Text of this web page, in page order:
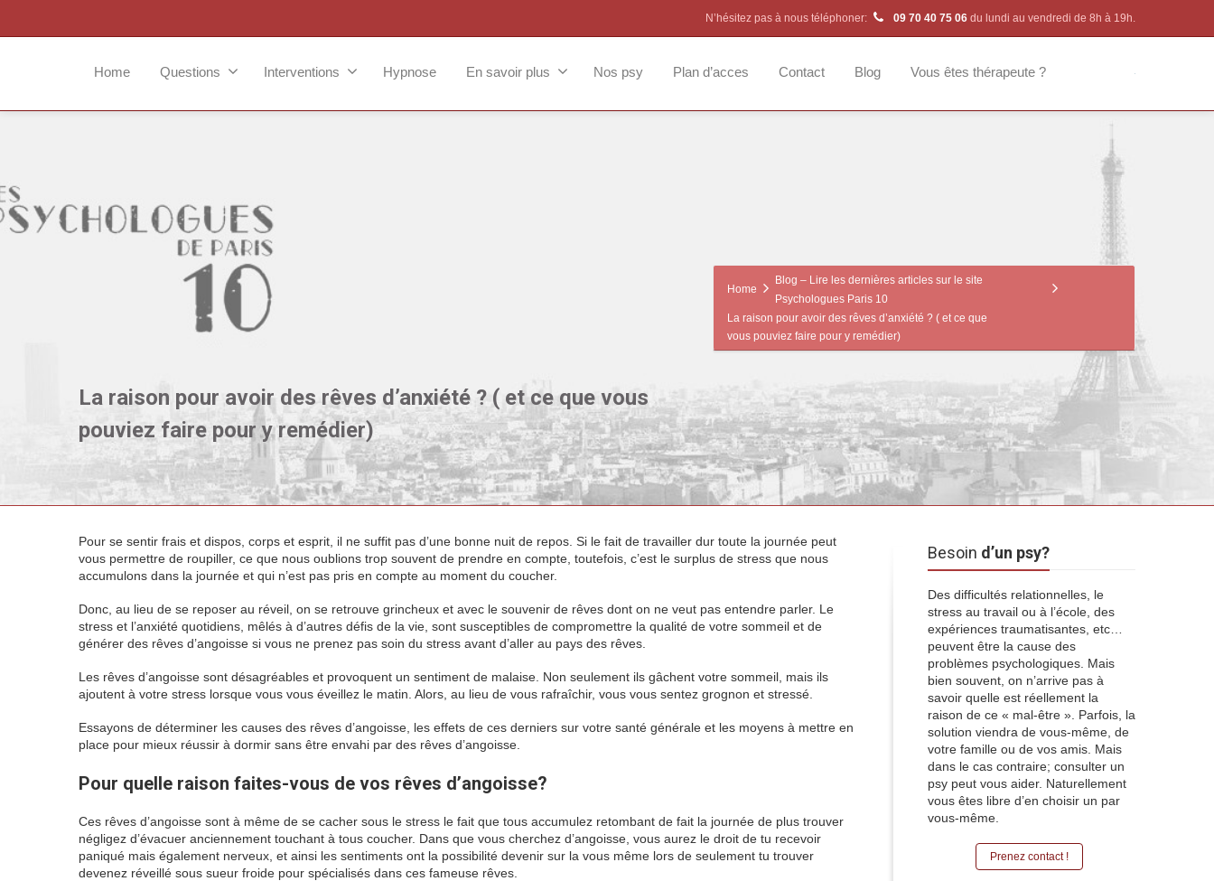
N’hésitez pas à nous téléphoner: 09 70 40 75 06 du lundi au vendredi de 8h à 19h.
Home Questions Interventions Hypnose En savoir plus Nos psy Plan d’acces Contact Blog Vous êtes thérapeute ?
La raison pour avoir des rêves d’anxiété ? ( et ce que vous
pouviez faire pour y remédier)
Home
Blog – Lire les dernières articles sur le site
Psychologues Paris 10
La raison pour avoir des rêves d’anxiété ? ( et ce que
vous pouviez faire pour y remédier)
Pour se sentir frais et dispos, corps et esprit, il ne suffit pas d’une bonne nuit de repos. Si le fait de travailler dur toute la journée peut
vous permettre de roupiller, ce que nous oublions trop souvent de prendre en compte, toutefois, c’est le surplus de stress que nous
accumulons dans la journée et qui n’est pas pris en compte au moment du coucher.
Donc, au lieu de se reposer au réveil, on se retrouve grincheux et avec le souvenir de rêves dont on ne veut pas entendre parler. Le
stress et l’anxiété quotidiens, mêlés à d’autres défis de la vie, sont susceptibles de compromettre la qualité de votre sommeil et de
générer des rêves d’angoisse si vous ne prenez pas soin du stress avant d’aller au pays des rêves.
Les rêves d’angoisse sont désagréables et provoquent un sentiment de malaise. Non seulement ils gâchent votre sommeil, mais ils
ajoutent à votre stress lorsque vous vous éveillez le matin. Alors, au lieu de vous rafraîchir, vous vous sentez grognon et stressé.
Essayons de déterminer les causes des rêves d’angoisse, les effets de ces derniers sur votre santé générale et les moyens à mettre en
place pour mieux réussir à dormir sans être envahi par des rêves d’angoisse.
Pour quelle raison faites-vous de vos rêves d’angoisse?
Ces rêves d’angoisse sont à même de se cacher sous le stress le fait que tous accumulez retombant de fait la journée de plus trouver
négligez d’évacuer anciennement touchant à tous coucher. Dans que vous cherchez d’angoisse, vous aurez le droit de tu recevoir
paniqué mais également nerveux, et ainsi les sentiments ont la possibilité devenir sur la vous même lors de seulement tu trouver
devenez réveillé sous sueur froide pour spécialisés dans ces fameuse rêves.
Besoin d’un psy?
Des difficultés relationnelles, le
stress au travail ou à l’école, des
expériences traumatisantes, etc…
peuvent être la cause des
problèmes psychologiques. Mais
bien souvent, on n’arrive pas à
savoir quelle est réellement la
raison de ce « mal-être ». Parfois, la
solution viendra de vous-même, de
votre famille ou de vos amis. Mais
dans le cas contraire; consulter un
psy peut vous aider. Naturellement
vous êtes libre d’en choisir un par
vous-même.
Prenez contact !